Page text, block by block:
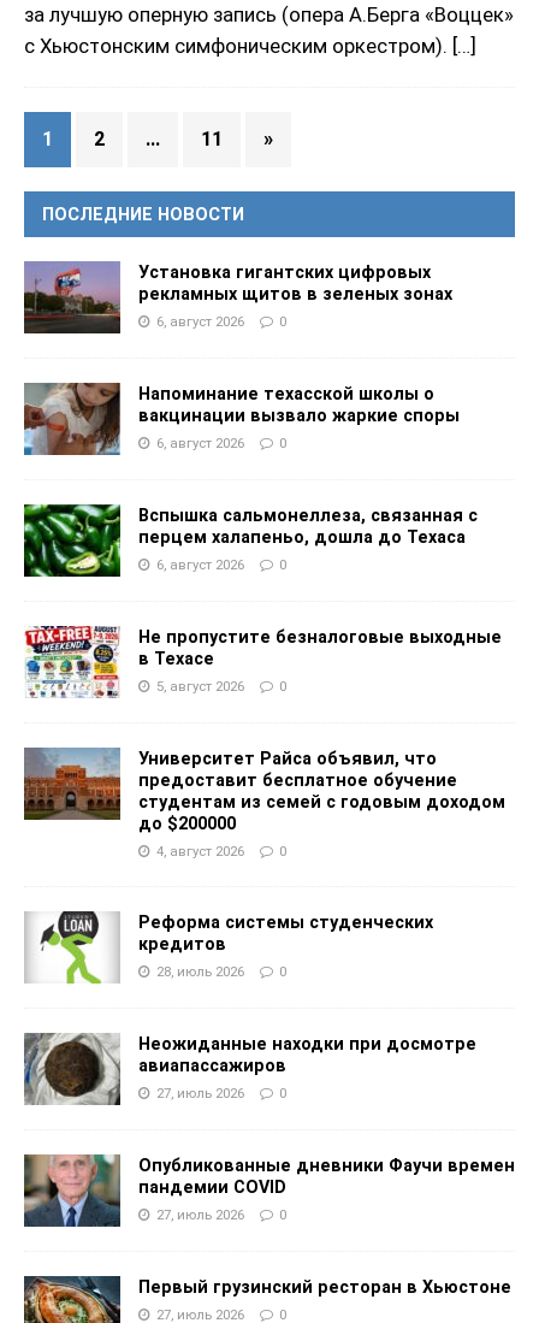
за лучшую оперную запись (опера А.Берга «Воццек»
с Хьюстонским симфоническим оркестром). […]
1 2 … 11 »
ПОСЛЕДНИЕ НОВОСТИ
Установка гигантских цифровых
рекламных щитов в зеленых зонах
6, август 2026 0
Напоминание техасской школы о
вакцинации вызвало жаркие споры
6, август 2026 0
Вспышка сальмонеллеза, связанная с
перцем халапеньо, дошла до Техаса
6, август 2026 0
Не пропустите безналоговые выходные
в Техасе
5, август 2026 0
Университет Райса объявил, что
предоставит бесплатное обучение
студентам из семей с годовым доходом
до $200000
4, август 2026 0
Реформа системы студенческих
кредитов
28, июль 2026 0
Неожиданные находки при досмотре
авиапассажиров
27, июль 2026 0
Опубликованные дневники Фаучи времен
пандемии COVID
27, июль 2026 0
Первый грузинский ресторан в Хьюстоне
27, июль 2026 0